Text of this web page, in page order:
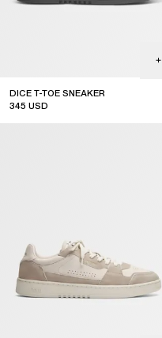
DICE T-TOE SNEAKER
345 USD